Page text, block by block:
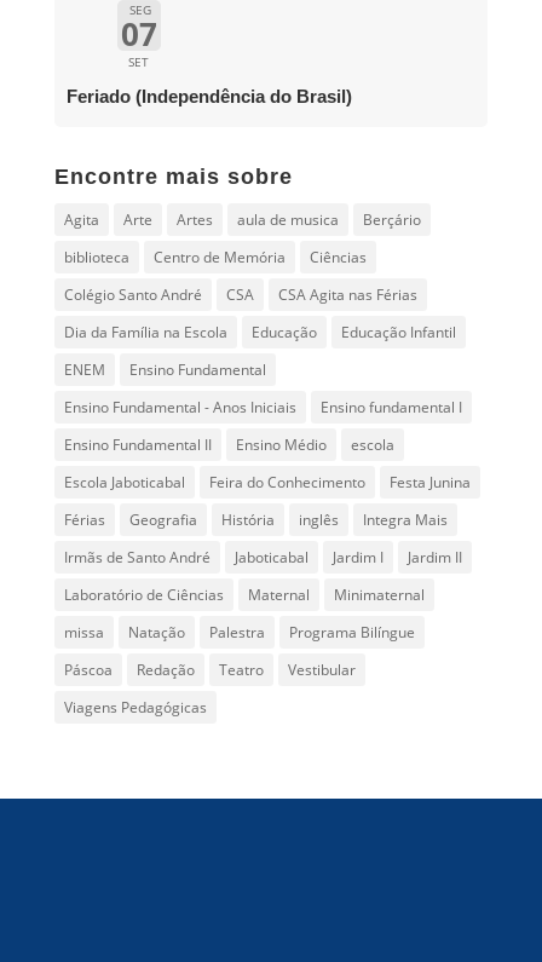
SEG
07
SET
Feriado (Independência do Brasil)
Encontre mais sobre
Agita Arte Artes aula de musica
Berçário
biblioteca
Centro de Memória
Ciências
Colégio Santo André
CSA
CSA Agita nas Férias
Dia da Família na Escola
Educação
Educação Infantil
ENEM
Ensino Fundamental
Ensino Fundamental - Anos Iniciais
Ensino fundamental I
Ensino Fundamental II
Ensino Médio
escola
Escola Jaboticabal
Feira do Conhecimento
Festa Junina
Férias
Geografia História inglês
Integra Mais
Irmãs de Santo André
Jaboticabal Jardim I
Jardim II
Laboratório de Ciências
Maternal
Minimaternal
missa
Natação Palestra
Programa Bilíngue
Páscoa
Redação Teatro
Vestibular
Viagens Pedagógicas